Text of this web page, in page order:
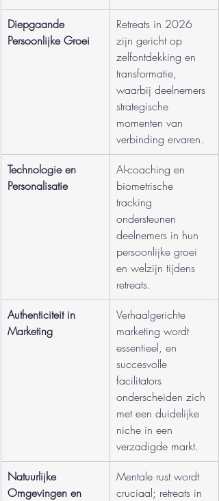
Diepgaande
Persoonlijke Groei
Retreats in 2026
zijn gericht op
zelfontdekking en
transformatie,
waarbij deelnemers
strategische
momenten van
verbinding ervaren.
Technologie en
Personalisatie
AI-coaching en
biometrische
tracking
ondersteunen
deelnemers in hun
persoonlijke groei
en welzijn tijdens
retreats.
Authenticiteit in
Marketing
Verhaalgerichte
marketing wordt
essentieel, en
succesvolle
facilitators
onderscheiden zich
met een duidelijke
niche in een
verzadigde markt.
Natuurlijke
Omgevingen en
Mentale rust wordt
cruciaal; retreats in